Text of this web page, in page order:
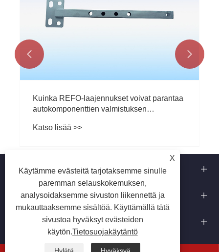
Kuinka REFO-laajennukset voivat parantaa
autokomponenttien valmistuksen
Katso lisää >>
 
Tietoja meistä
Meidän kykymme
Ota meihin yhteyttä
X
Käytämme evästeitä tarjotaksemme sinulle
paremman selauskokemuksen,
analysoidaksemme sivuston liikennettä ja
mukauttaaksemme sisältöä. Käyttämällä tätä
sivustoa hyväksyt evästeiden
käytön.Tietosuojakäytäntö